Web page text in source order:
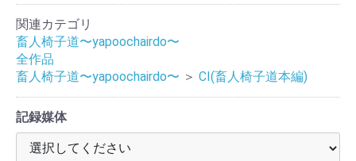
関連カテゴリ
畜人椅子道〜yapoochairdo〜
全作品
畜人椅子道〜yapoochairdo〜 ＞ CI(畜人椅子道本編)
記録媒体